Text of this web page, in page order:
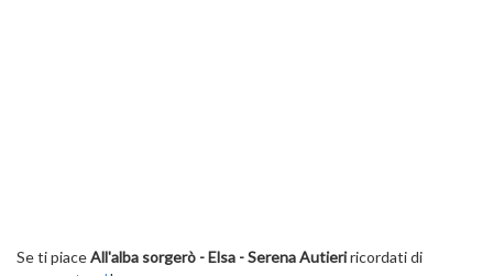
Se ti piaceAll'alba sorgerò - Elsa - Serena Autieriricordati di